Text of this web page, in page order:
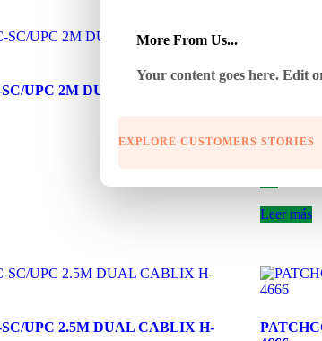
More From Us...
Your content goes here. Edit
EXPLORE CUSTOMERS STORIES
UPC 2M DUAL CABLIX H-
U
Leer más
UPC 2.5M DUAL CABLIX H-